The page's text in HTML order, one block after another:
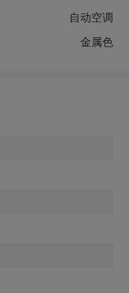
自动空调
金属色